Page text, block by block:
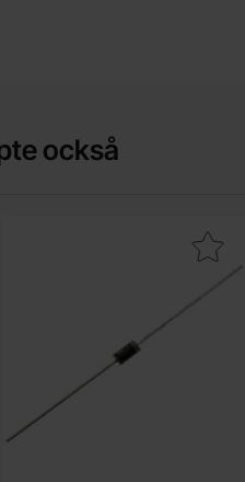
också
1W som favorit
Makera bZX85C2V7 DO-41